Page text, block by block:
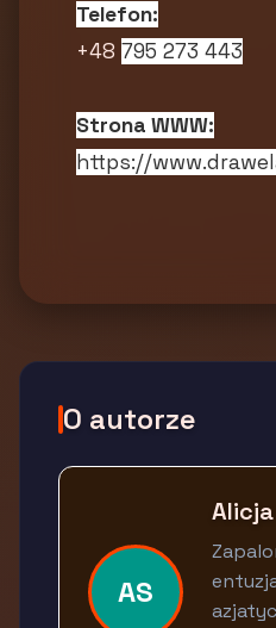
Telefon:
+48 795 273 443
Strona WWW:
https://
O autorze
AS